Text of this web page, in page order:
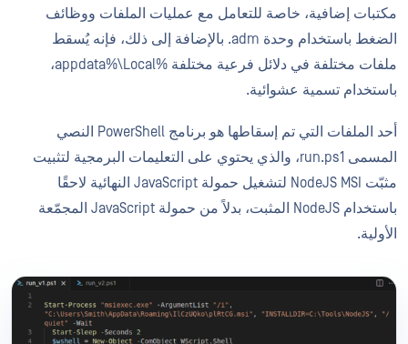
مكتبات إضافية، خاصة للتعامل مع عمليات الملفات ووظائف
الضغط باستخدام وحدة adm. بالإضافة إلى ذلك، فإنه يُسقط
ملفات مختلفة في دلائل فرعية مختلفة %appdata%\Local،
باستخدام تسمية عشوائية.
أحد الملفات التي تم إسقاطها هو برنامج PowerShell النصي
المسمى run.ps1، والذي يحتوي على التعليمات البرمجية لتثبيت
مثبّت NodeJS MSI لتشغيل حمولة JavaScript النهائية لاحقًا
باستخدام NodeJS المثبت، بدلاً من حمولة JavaScript المجمّعة
الأولية.